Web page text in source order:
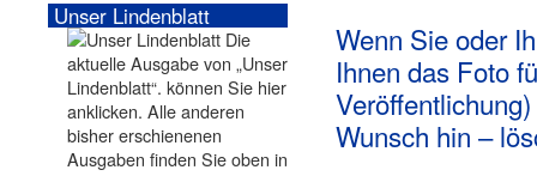
Wenn Sie oder
Ihnen das Foto
Wunsch hin –
Unser Lindenblatt